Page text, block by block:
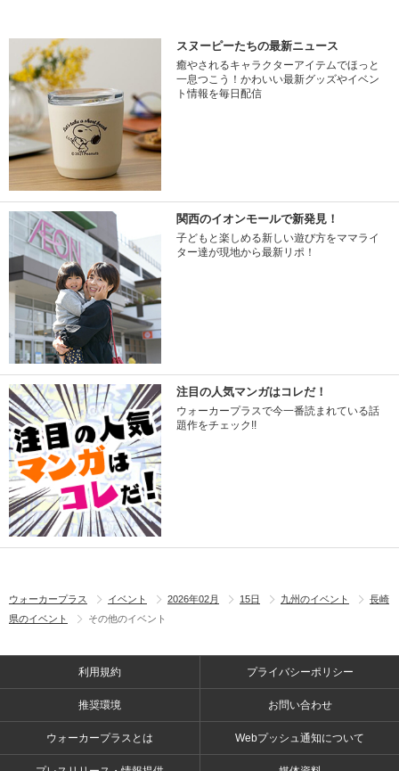
スヌーピーたちの最新ニュース
癒やされるキャラクターアイテムでほっと
一息つこう！かわいい最新グッズやイベン
ト情報を毎日配信
関西のイオンモールで新発見！
子どもと楽しめる新しい遊び方をママライ
ター達が現地から最新リポ！
注目の人気マンガはコレだ！
ウォーカープラスで今一番読まれている話
題作をチェック!!
ウォーカープラス イベント 2026年02月 15日 九州のイベント
長崎
県のイベント
その他のイベント
利用規約 プライバシーポリシー
推奨環境 お問い合わせ
ウォーカープラスとは Webプッシュ通知について